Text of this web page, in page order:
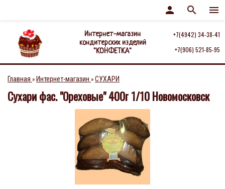
menu
search
person
Интернет-магазин
кондитерских изделий
"КОНФЕТКА"
+7(4942) 34-38-41
+7(906) 521-85-95
Главная » Интернет-магазин » СУХАРИ
Сухари фас. "Ореховые" 400г 1/10 Новомосковск